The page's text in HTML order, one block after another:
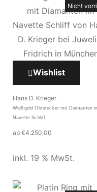
Nicht
Wishlist
Hans D. Krieger
Weißgold Ohrstecker mit Diamanten
Navette Schliff
ab €4.250,00
inkl. 19 % MwSt.